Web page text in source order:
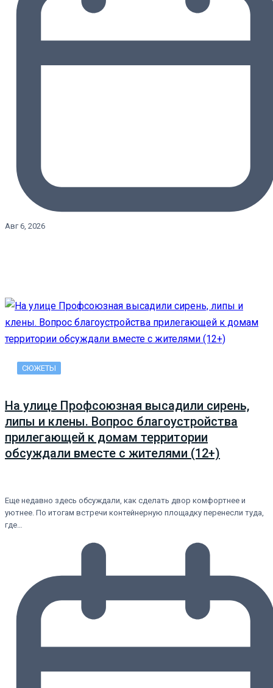
Авг 6, 2026
СЮЖЕТЫ
На улице Профсоюзная высадили сирень,
липы и клены. Вопрос благоустройства
прилегающей к домам территории
обсуждали вместе с жителями (12+)
Еще недавно здесь обсуждали, как сделать двор комфортнее и
уютнее. По итогам встречи контейнерную площадку перенесли туда,
где…